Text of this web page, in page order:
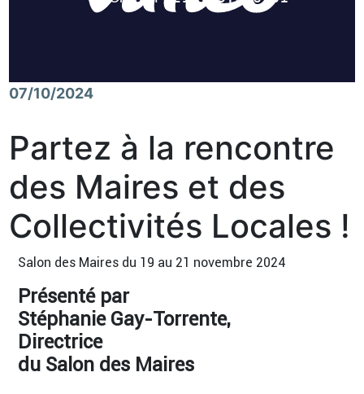
07/10/2024
Partez à la rencontre
des Maires et des
Collectivités Locales !
Salon des Maires du 19 au 21 novembre 2024
Présenté par
Stéphanie Gay-Torrente,
Directrice
du Salon des Maires